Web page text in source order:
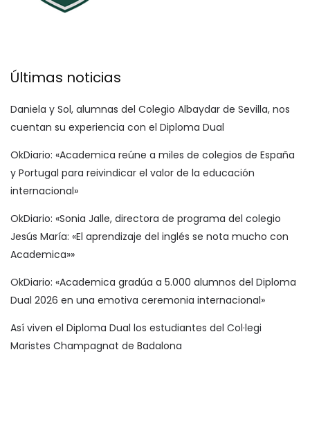
Últimas noticias
Daniela y Sol, alumnas del Colegio Albaydar de Sevilla, nos
cuentan su experiencia con el Diploma Dual
OkDiario: «Academica reúne a miles de colegios de España
y Portugal para reivindicar el valor de la educación
internacional»
OkDiario: «Sonia Jalle, directora de programa del colegio
Jesús María: «El aprendizaje del inglés se nota mucho con
Academica»»
OkDiario: «Academica gradúa a 5.000 alumnos del Diploma
Dual 2026 en una emotiva ceremonia internacional»
Así viven el Diploma Dual los estudiantes del Col·legi
Maristes Champagnat de Badalona